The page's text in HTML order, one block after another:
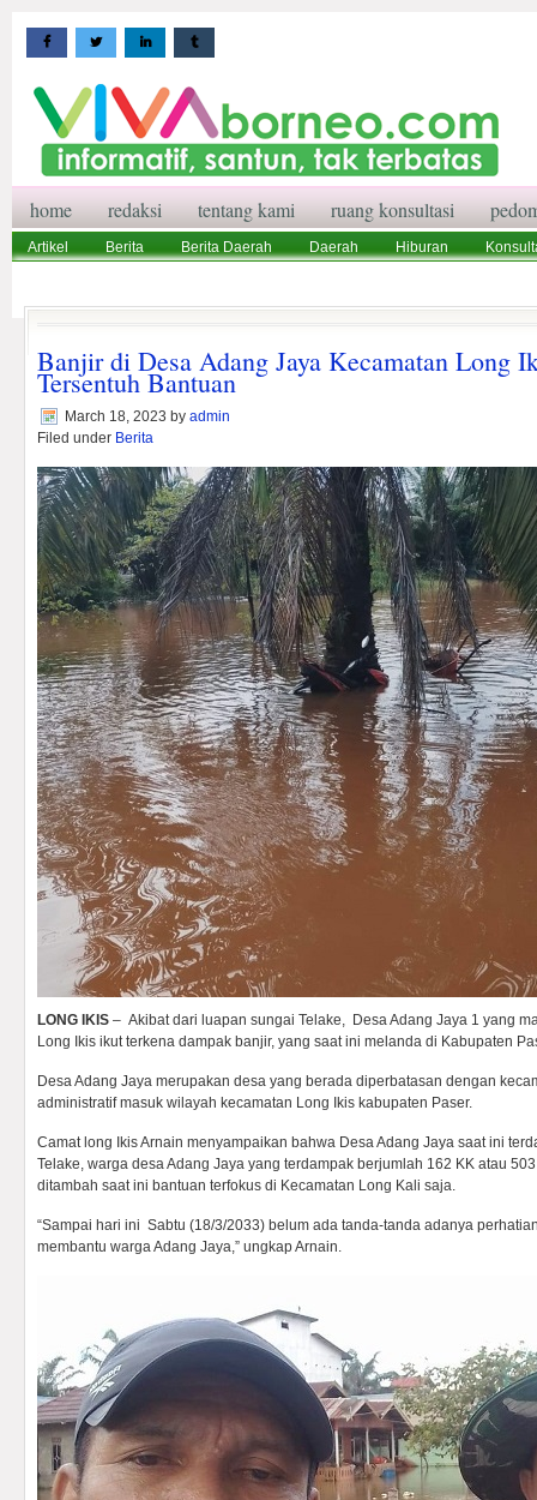
home redaksi tentang kami ruang konsultasi
Artikel Berita Berita Daerah Daerah Hiburan
Banjir di Desa Adang Jaya Kecamatan Long
Tersentuh Bantuan
March 18, 2023 by admin
Filed under Berita
LONG IKIS – Akibat dari luapan sungai Telake, Desa Adang Jaya 1 yang
Long Ikis ikut terkena dampak banjir, yang saat ini melanda di Kabupaten
Desa Adang Jaya merupakan desa yang berada diperbatasan dengan
administratif masuk wilayah kecamatan Long Ikis kabupaten Paser.
Camat long Ikis Arnain menyampaikan bahwa Desa Adang Jaya saat ini
Telake, warga desa Adang Jaya yang terdampak berjumlah 162 KK atau
ditambah saat ini bantuan terfokus di Kecamatan Long Kali saja.
“Sampai hari ini Sabtu (18/3/2033) belum ada tanda-tanda adanya
membantu warga Adang Jaya,” ungkap Arnain.